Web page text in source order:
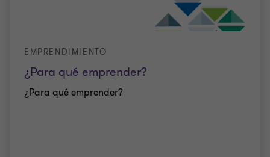
¿Para qué emprender?
EMPRENDIMIENTO
¿Para qué emprender?